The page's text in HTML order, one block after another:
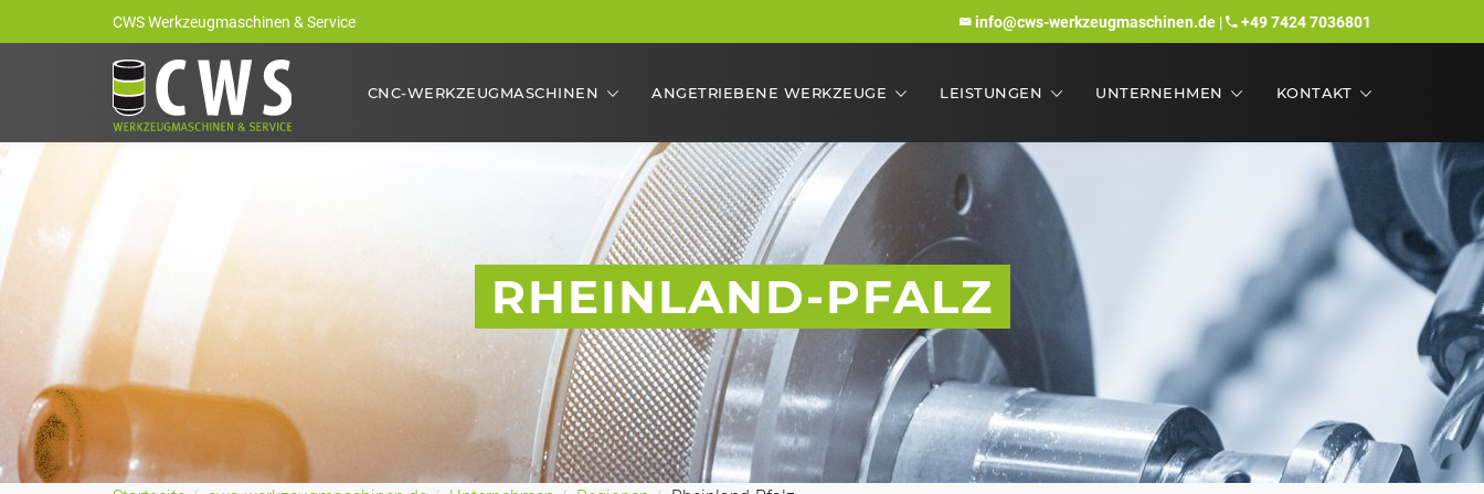
CWS Werkzeugmaschinen & Service info@cws-werkzeugmaschinen.de | +49 7424 7036801
CNC-WERKZEUGMASCHINEN ANGETRIEBENE WERKZEUGE LEISTUNGEN UNTERNEHMEN KONTAKT
RHEINLAND-PFALZ